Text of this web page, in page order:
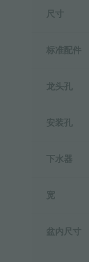
尺寸
标准配件
龙头孔
安装孔
下水器
宽
盆内尺寸